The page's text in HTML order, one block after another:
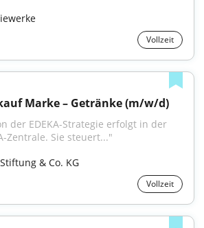
Vollzeit
Marke – Getränke (m/w/d)
Zentrale. Sie steuert..."
Stiftung & Co. KG
Vollzeit